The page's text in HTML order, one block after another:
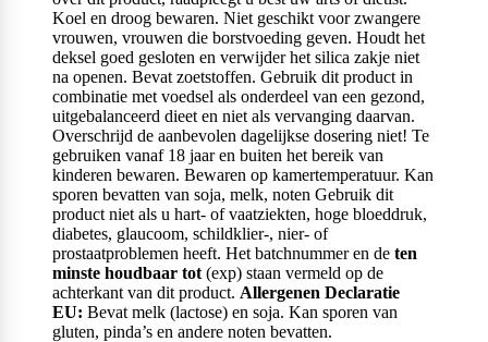
Koel en droog bewaren. Niet geschikt voor zwangere
vrouwen, vrouwen die borstvoeding geven. Houdt het
deksel goed gesloten en verwijder het silica zakje niet
na openen. Bevat zoetstoffen. Gebruik dit product in
combinatie met voedsel als onderdeel van een gezond,
uitgebalanceerd dieet en niet als vervanging daarvan.
Overschrijd de aanbevolen dagelijkse dosering niet! Te
gebruiken vanaf 18 jaar en buiten het bereik van
kinderen bewaren. Bewaren op kamertemperatuur. Kan
sporen bevatten van soja, melk, noten Gebruik dit
product niet als u hart- of vaatziekten, hoge bloeddruk,
diabetes, glaucoom, schildklier-, nier- of
prostaatproblemen heeft. Het batchnummer en de ten
minste houdbaar tot (exp) staan vermeld op de
achterkant van dit product. Allergenen Declaratie
EU: Bevat melk (lactose) en soja. Kan sporen van
gluten, pinda’s en andere noten bevatten.